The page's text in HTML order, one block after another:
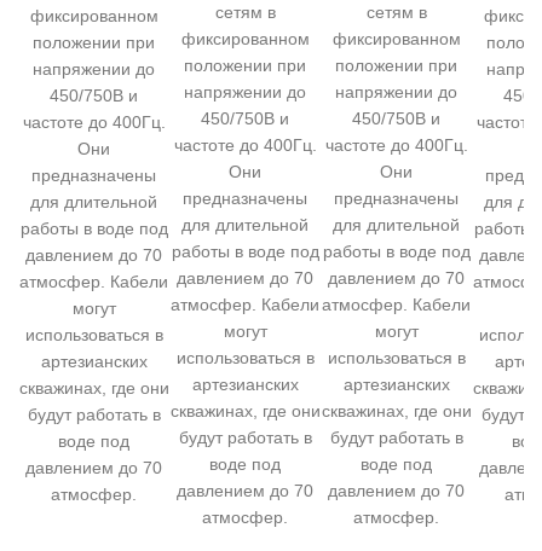
фиксированном
положении при
напряжении до
450/750В и
частоте до 400Гц.
Они
предназначены
для длительной
работы в воде под
давлением до 70
атмосфер. Кабели
могут
использоваться в
артезианских
скважинах, где они
будут работать в
воде под
давлением до 70
атмосфер.
сетям в
фиксированном
положении при
напряжении до
450/750В и
частоте до 400Гц.
Они
предназначены
для длительной
работы в воде под
давлением до 70
атмосфер. Кабели
могут
использоваться в
артезианских
скважинах, где они
будут работать в
воде под
давлением до 70
атмосфер.
сетям в
фиксированном
положении при
напряжении до
450/750В и
частоте до 400Гц.
Они
предназначены
для длительной
работы в воде под
давлением до 70
атмосфер. Кабели
могут
использоваться в
артезианских
скважинах, где они
будут работать в
воде под
давлением до 70
атмосфер.
450/
для
работы
будут